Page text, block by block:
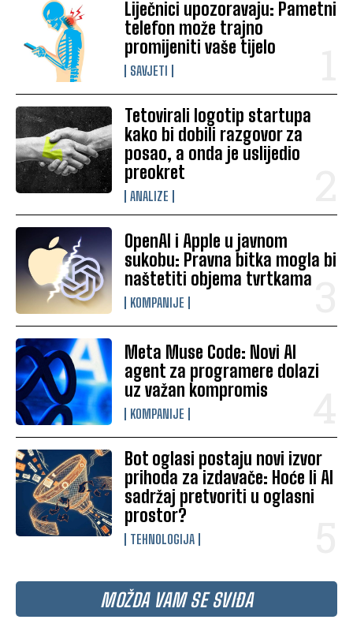
Liječnici upozoravaju: Pametni
telefon može trajno
promijeniti vaše tijelo
SAVJETI
Tetovirali logotip startupa
kako bi dobili razgovor za
posao, a onda je uslijedio
preokret
ANALIZE
OpenAI i Apple u javnom
sukobu: Pravna bitka mogla bi
naštetiti objema tvrtkama
KOMPANIJE
Meta Muse Code: Novi AI
agent za programere dolazi
uz važan kompromis
KOMPANIJE
Bot oglasi postaju novi izvor
prihoda za izdavače: Hoće li AI
sadržaj pretvoriti u oglasni
prostor?
TEHNOLOGIJA
MOŽDA VAM SE SVIĐA